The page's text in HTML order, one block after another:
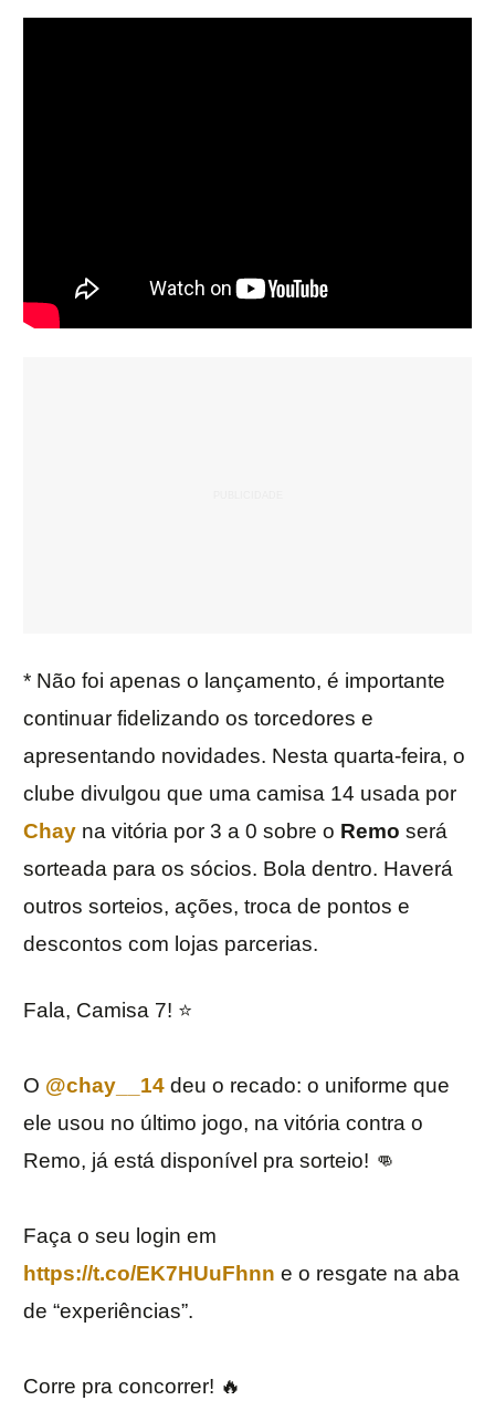
* Não foi apenas o lançamento, é importante
continuar fidelizando os torcedores e
apresentando novidades. Nesta quarta-feira, o
clube divulgou que uma camisa 14 usada por
Chay na vitória por 3 a 0 sobre o Remo será
sorteada para os sócios. Bola dentro. Haverá
outros sorteios, ações, troca de pontos e
descontos com lojas parcerias.
Fala, Camisa 7! ⭐️
O @chay__14 deu o recado: o uniforme que
ele usou no último jogo, na vitória contra o
Remo, já está disponível pra sorteio! 👊
Faça o seu login em
https://t.co/EK7HUuFhnn e o resgate na aba
de “experiências”.
Corre pra concorrer! 🔥